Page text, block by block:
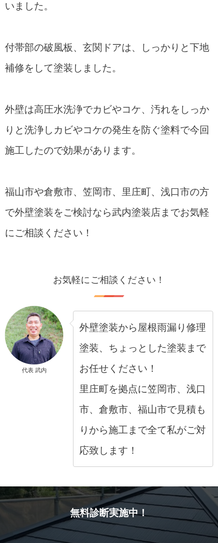
いました。
付帯部の破風板、玄関ドアは、しっかりと下地
補修をして塗装しました。
外壁は高圧水洗浄でカビやコケ、汚れをしっか
りと洗浄しカビやコケの発生を防ぐ塗料で今回
施工したので効果があります。
福山市や倉敷市、笠岡市、里庄町、浅口市の方
で外壁塗装をご検討なら武内塗装店までお気軽
にご相談ください！
お気軽にご相談ください！
代表 武内
外壁塗装から屋根雨漏り修理
塗装、ちょっとした塗装まで
お任せください！
里庄町を拠点に笠岡市、浅口
市、倉敷市、福山市で見積も
りから施工まで全て私がご対
応致します！
無料診断実施中！